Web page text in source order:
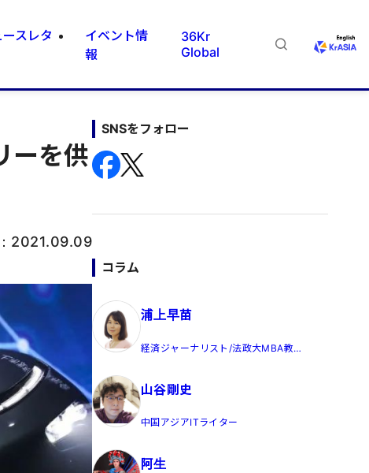
スレタ
イベント情
報
36Kr
Global
ーを供
2021.09.09
SNSをフォロー
コラム
浦上早苗
経済ジャーナリスト/法政大MBA教
山谷剛史
中国アジアITライター
阿生